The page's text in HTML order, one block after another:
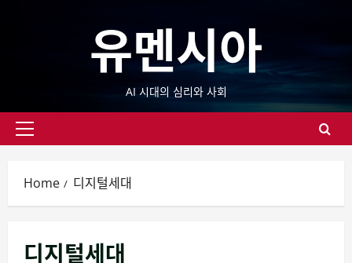
유멘시아
AI 시대의 심리와 사회
Primary
Home 디지털세대
디지털세대